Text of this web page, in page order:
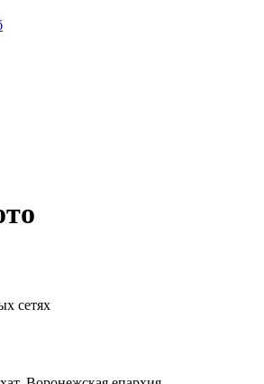
сетях